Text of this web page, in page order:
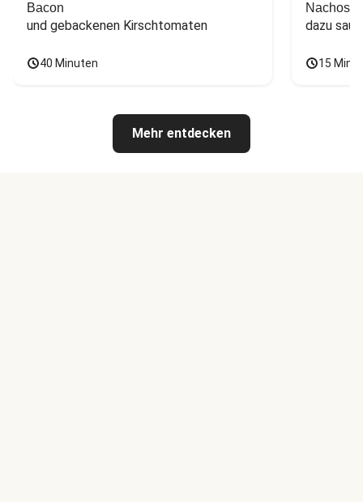
Bacon
und gebackenen Kirschtomaten
40 Minuten
Nachos
dazu
15
Mehr entdecken